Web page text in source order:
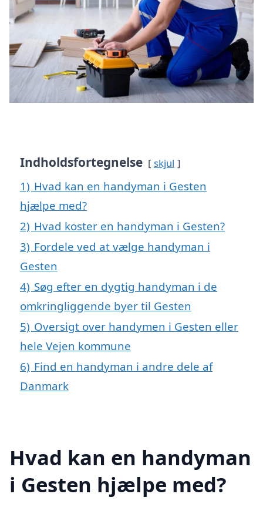
Indholdsfortegnelse skjul
1) Hvad kan en handyman i Gesten
hjælpe med?
2) Hvad koster en handyman i Gesten?
3) Fordele ved at vælge handyman i
Gesten
4) Søg efter en dygtig handyman i de
omkringliggende byer til Gesten
5) Oversigt over handymen i Gesten eller
hele Vejen kommune
6) Find en handyman i andre dele af
Danmark
Hvad kan en handyman
i Gesten hjælpe med?